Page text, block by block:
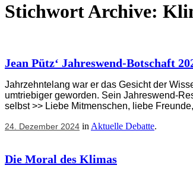
Stichwort Archive:
Jean Pütz‘ Jahreswend-Botschaft
Jahrzehntelang war er das Gesicht der
umtriebiger geworden. Sein Jahreswend-
selbst >> Liebe Mitmenschen, liebe
24. Dezember 2024 in Aktuelle Debatte.
Die Moral des Klimas